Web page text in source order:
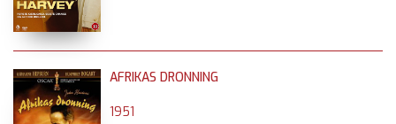
AFRIKAS DRONNING
1951